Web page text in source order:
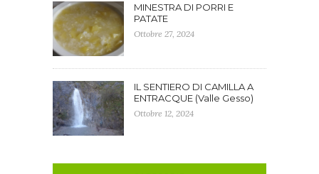
MINESTRA DI PORRI E
PATATE
Ottobre 27, 2024
IL SENTIERO DI CAMILLA A
ENTRACQUE (Valle Gesso)
Ottobre 12, 2024